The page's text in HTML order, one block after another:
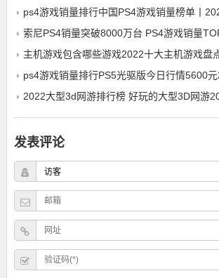
ps4游戏销量排行中国PS4游戏销量榜单丨
索尼PS4销量突破8000万台 PS4游戏销量TOP10榜单2022年12
主机游戏包含哪些游戏2022十大主机游戏盘点
ps4游戏销量排行PS5光驱版今日行情5600元2020年12月中国
2022大型3d网游排行榜 好玩的大型3D网游
发表评论